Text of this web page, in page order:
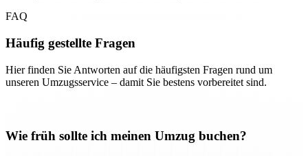
FAQ
Häufig gestellte Fragen
Hier finden Sie Antworten auf die häufigsten Fragen rund um
unseren Umzugsservice – damit Sie bestens vorbereitet sind.
Wie früh sollte ich meinen Umzug buchen?